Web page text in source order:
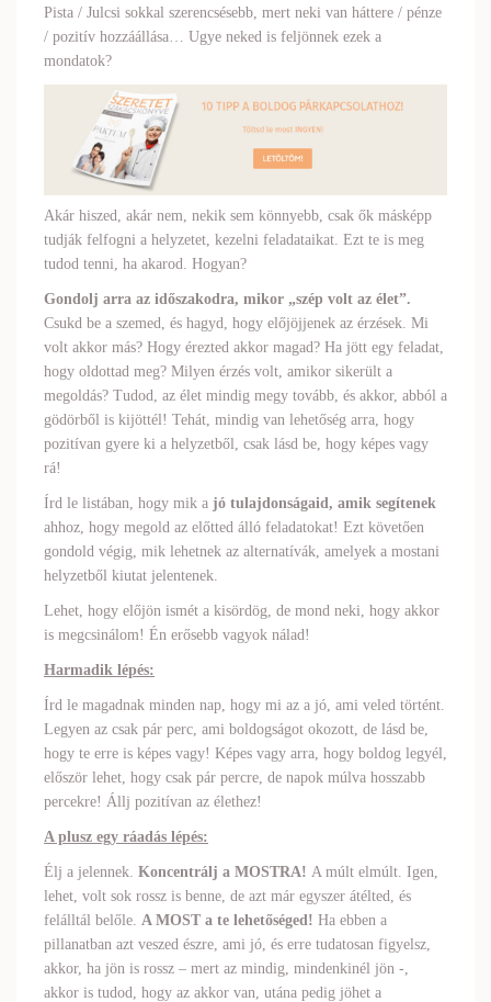
Pista / Julcsi sokkal szerencsésebb, mert neki van háttere / pénze
/ pozitív hozzáállása… Ugye neked is feljönnek ezek a
mondatok?
Akár hiszed, akár nem, nekik sem könnyebb, csak ők másképp
tudják felfogni a helyzetet, kezelni feladataikat. Ezt te is meg
tudod tenni, ha akarod. Hogyan?
Gondolj arra az időszakodra, mikor „szép volt az élet”.
Csukd be a szemed, és hagyd, hogy előjöjjenek az érzések. Mi
volt akkor más? Hogy érezted akkor magad? Ha jött egy feladat,
hogy oldottad meg? Milyen érzés volt, amikor sikerült a
megoldás? Tudod, az élet mindig megy tovább, és akkor, abból a
gödörből is kijöttél! Tehát, mindig van lehetőség arra, hogy
pozitívan gyere ki a helyzetből, csak lásd be, hogy képes vagy
rá!
Írd le listában, hogy mik a jó tulajdonságaid, amik segítenek
ahhoz, hogy megold az előtted álló feladatokat! Ezt követően
gondold végig, mik lehetnek az alternatívák, amelyek a mostani
helyzetből kiutat jelentenek.
Lehet, hogy előjön ismét a kisördög, de mond neki, hogy akkor
is megcsinálom! Én erősebb vagyok nálad!
Harmadik lépés:
Írd le magadnak minden nap, hogy mi az a jó, ami veled történt.
Legyen az csak pár perc, ami boldogságot okozott, de lásd be,
hogy te erre is képes vagy! Képes vagy arra, hogy boldog legyél,
először lehet, hogy csak pár percre, de napok múlva hosszabb
percekre! Állj pozitívan az élethez!
A plusz egy ráadás lépés:
Élj a jelennek. Koncentrálj a MOSTRA! A múlt elmúlt. Igen,
lehet, volt sok rossz is benne, de azt már egyszer átélted, és
felálltál belőle. A MOST a te lehetőséged! Ha ebben a
pillanatban azt veszed észre, ami jó, és erre tudatosan figyelsz,
akkor, ha jön is rossz – mert az mindig, mindenkinél jön -,
akkor is tudod, hogy az akkor van, utána pedig jöhet a